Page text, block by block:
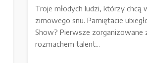
Troje młodych ludzi, którzy chcą
zimowego snu. Pamiętacie
Show? Pierwsze zorganizowane
rozmachem talent...